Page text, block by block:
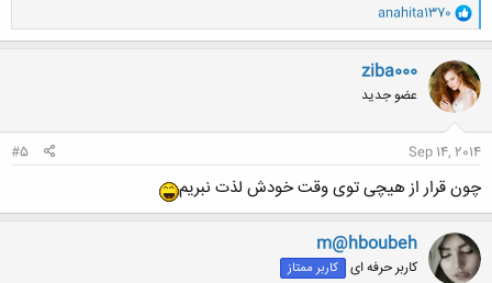
و
ا
ک
ن
ش
ه
ا
anahita1370
ziba000
عضو جدید
Sep 14, 2014
#5
چون قرار از هیچی توی وقت خودش لذت نبریم
m@hboubeh
کاربر حرفه ای کاربر ممتاز